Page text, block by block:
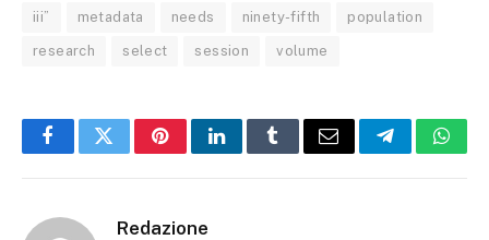
iii” metadata needs ninety-fifth population
research select session volume
FacebookTwitterPinterestLinkedInTumblrEmail Telegram
Redazione